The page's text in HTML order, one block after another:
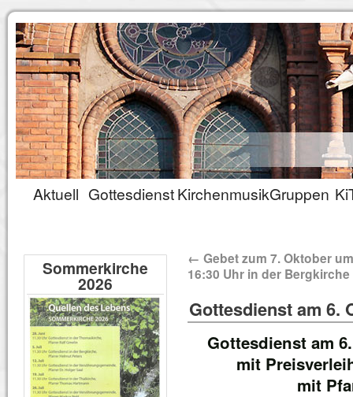
Aktuell GottesdienstKirchenmusikGruppen
← Gebet zum 7. Oktober um
16:30 Uhr in der Bergkirche
Gottesdienst am 6.
Gottesdienst am
mit
mit
Sommerkirche
2026